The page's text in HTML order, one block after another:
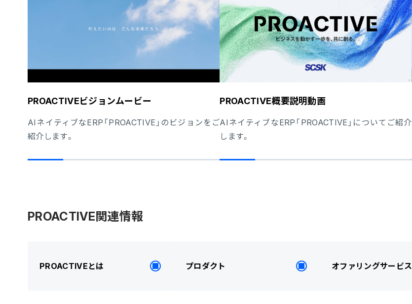
PROACTIVEビジョンムービー
AIネイティブなERP「PROACTIVE」のビジョンをご
紹介します。
PROACTIVE概要説明動画
AIネイティブなERP「PROACTIVE」についてご紹介
します。
PROACTIVE関連情報
PROACTIVEとは プロダクト オファリングサービス